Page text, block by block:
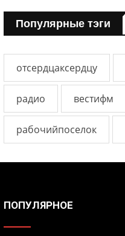
Популярные тэги
отсердцаксердцу
радио вестифм
рабочийпоселок
ПОПУЛЯРНОЕ